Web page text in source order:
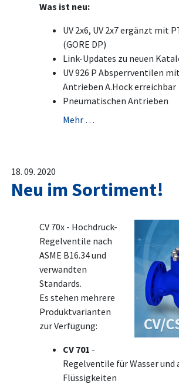
Was ist neu:
UV 2x6, UV 2x7 ergänzt mit
(GORE DP)
Link-Updates zu neuen
UV 926 P Absperrventilen
Antrieben A.Hock erreichbar
Pneumatischen Antrieben
Mehr …
18. 09. 2020
Neu im Sortiment!
CV 70x - Hochdruck-
Regelventile nach
ASME B16.34 und
verwandten
Standards.
Es stehen mehrere
Produktvarianten
zur Verfügung:
CV 701 -
Regelventile für Wasser und
Flüssigkeiten